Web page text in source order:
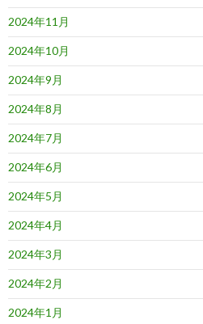
2024年11月
2024年10月
2024年9月
2024年8月
2024年7月
2024年6月
2024年5月
2024年4月
2024年3月
2024年2月
2024年1月